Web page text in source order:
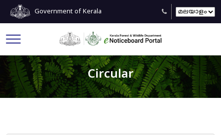
Government of Kerala
Circular